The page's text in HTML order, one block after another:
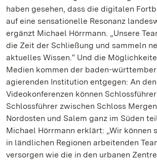
haben gesehen, dass die digitalen
auf eine sensationelle Resonanz
ergänzt Michael Hörrmann. „Unsere
die Zeit der Schließung und sammeln
aktuelles Wissen.“ Und die
Medien kommen der baden-
agierenden Institution entgegen: An den
Videokonferenzen können
Schlossführer zwischen Schloss
Nordosten und Salem ganz im Süden
Michael Hörrmann erklärt: „Wir können
in ländlichen Regionen arbeitenden
versorgen wie die in den urbanen